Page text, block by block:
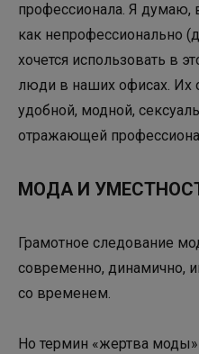
профессионала. Я
как непрофессионально
хочется использовать в
люди в наших офисах. Их
удобной, модной,
отражающей
МОДА И
Грамотное следование
современно, динамично,
со временем.
Но термин «жертва моды»